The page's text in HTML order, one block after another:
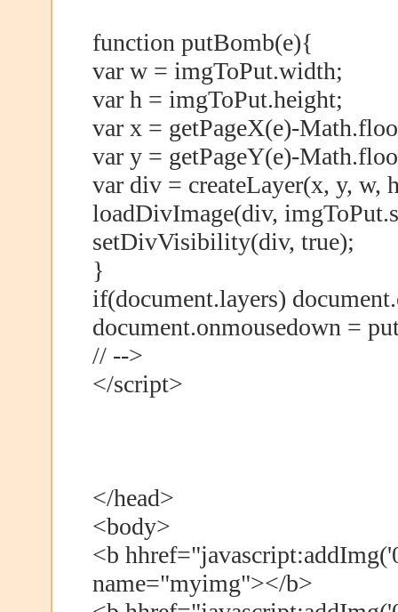
function putBomb(e){
var w = imgToPut.width;
var h = imgToPut.height;
var x = getPageX(e)-
var y = getPageY(e)-
var div = createLayer(x, y, w,
loadDivImage(div,
setDivVisibility(div, true);
}
if(document.layers)
document.onmousedown =
// -->
</script>
</head>
<body>
<b
name="myimg"></b>